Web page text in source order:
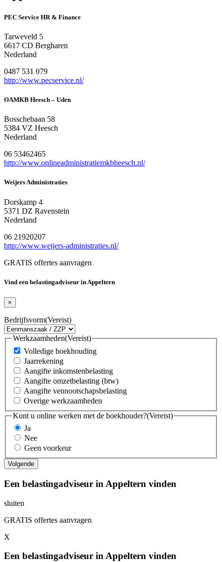
PEC Service HR & Finance
Tarweveld 5
6617 CD Bergharen
Nederland
0487 531 079
http://www.pecservice.nl/
OAMKB Heesch – Uden
Bosschebaan 58
5384 VZ Heesch
Nederland
06 53462465
http://www.onlineadministratiemkbheesch.nl/
Weijers Administraties
Dorskamp 4
5371 DZ Ravenstein
Nederland
06 21920207
http://www.weijers-administraties.nl/
GRATIS offertes aanvragen
Vind een belastingadviseur in Appeltern
×
Bedrijfsvorm(Vereist)
Werkzaamheden(Vereist)
Volledige boekhouding
Jaarrekening
Aangifte inkomstenbelasting
Aangifte omzetbelasting (btw)
Aangifte vennootschapsbelasting
Overige werkzaamheden
Kunt u online werken met de boekhouder?(Vereist)
Ja
Nee
Geen voorkeur
Een belastingadviseur in Appeltern vinden
sluiten
GRATIS offertes aanvragen
X
Een belastingadviseur in Appeltern vinden